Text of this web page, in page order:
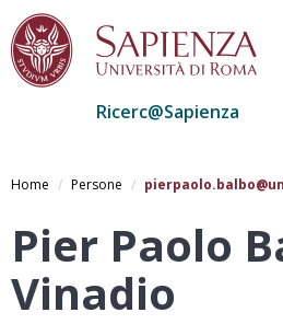
al
principale
Ricerc@Sapienza
Home Persone
Pier Paolo
Vinadio